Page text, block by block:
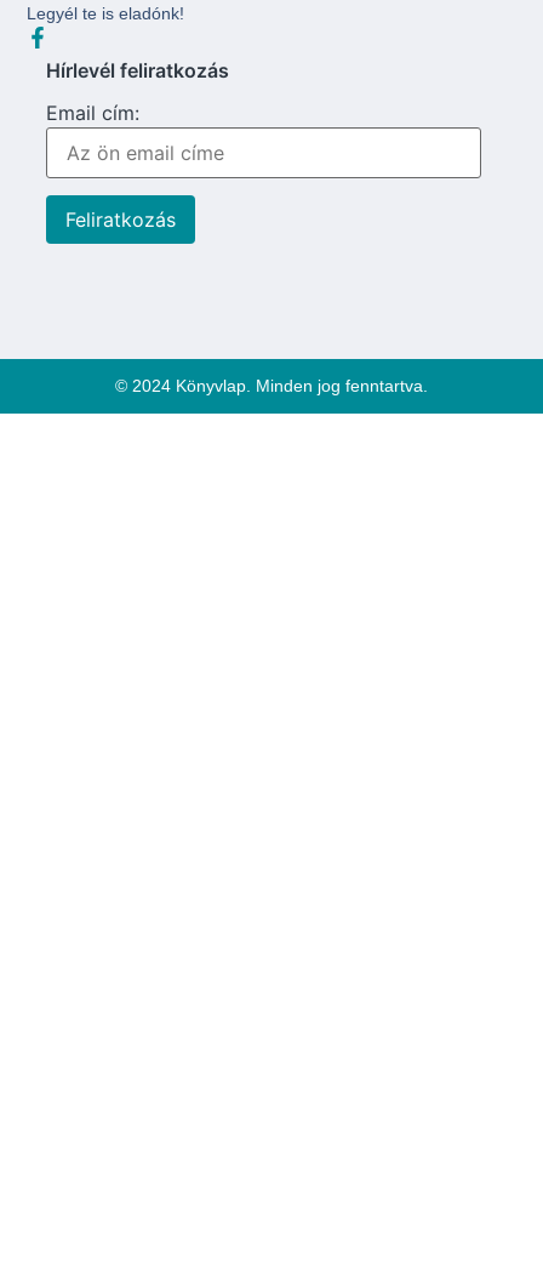
Legyél te is eladónk!
Hírlevél feliratkozás
Email cím:
© 2024 Könyvlap. Minden jog fenntartva.